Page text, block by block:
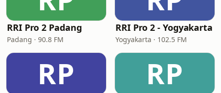
RRI Pro 2 Padang
Padang · 90.8 FM
RRI Pro 2 - Yogyakarta
Yogyakarta · 102.5 FM
RP RP